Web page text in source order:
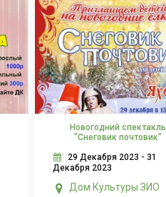
Новогодний спектакль
"Снеговик почтовик"
29 Декабря 2023 - 31
Декабря 2023
Дом Культуры ЗИО